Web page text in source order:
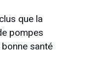
que la
pompes
santé